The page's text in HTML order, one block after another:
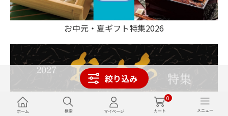
0
絞り込み
お中元・夏ギフト特集2026